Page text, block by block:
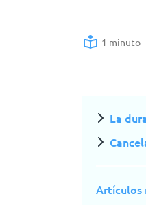
1 minuto
La
Artículos